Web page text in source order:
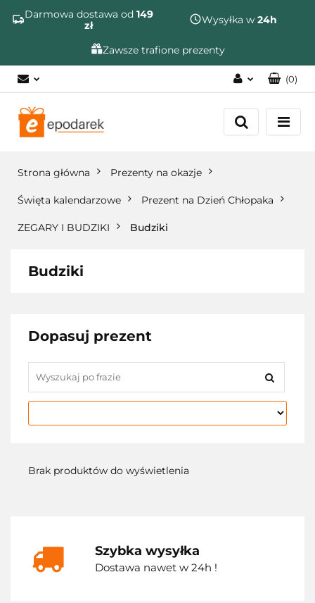
Darmowa dostawa od 149
zł
Wysyłka w 24h
Zawsze trafione prezenty
Szukaj
Zaloguj się
Zarejestruj się
Zgody cookies
(0)
Strona główna Prezenty na okazje
Święta kalendarzowe Prezent na Dzień Chłopaka
ZEGARY I BUDZIKI Budziki
Budziki
Dopasuj prezent
Brak produktów do wyświetlenia
Szybka wysyłka
Dostawa nawet w 24h !